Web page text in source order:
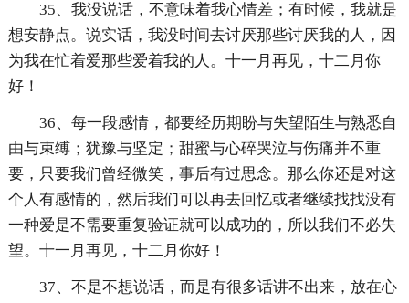
35、我没说话，不意味着我心情差；有时候，我就是
想安静点。说实话，我没时间去讨厌那些讨厌我的人，因
为我在忙着爱那些爱着我的人。十一月再见，十二月你
好！
36、每一段感情，都要经历期盼与失望陌生与熟悉自
由与束缚；犹豫与坚定；甜蜜与心碎哭泣与伤痛并不重
要，只要我们曾经微笑，事后有过思念。那么你还是对这
个人有感情的，然后我们可以再去回忆或者继续找找没有
一种爱是不需要重复验证就可以成功的，所以我们不必失
望。十一月再见，十二月你好！
37、不是不想说话，而是有很多话讲不出来，放在心